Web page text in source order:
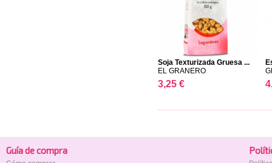
Soja Texturizada Gruesa ...
EL GRANERO
3,25 €
Guía de compra